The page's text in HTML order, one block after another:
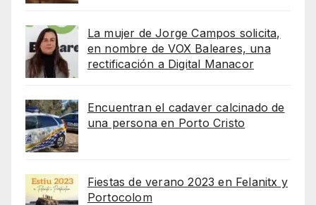
La mujer de Jorge Campos solicita,
en nombre de VOX Baleares, una
rectificación a Digital Manacor
Encuentran el cadaver calcinado de
una persona en Porto Cristo
Fiestas de verano 2023 en Felanitx y
Portocolom